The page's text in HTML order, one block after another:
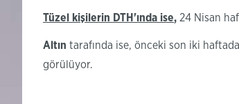
Tüzel kişilerin DTH'ında ise, 24 Nisan
Altın tarafında ise, önceki son iki
görülüyor.​